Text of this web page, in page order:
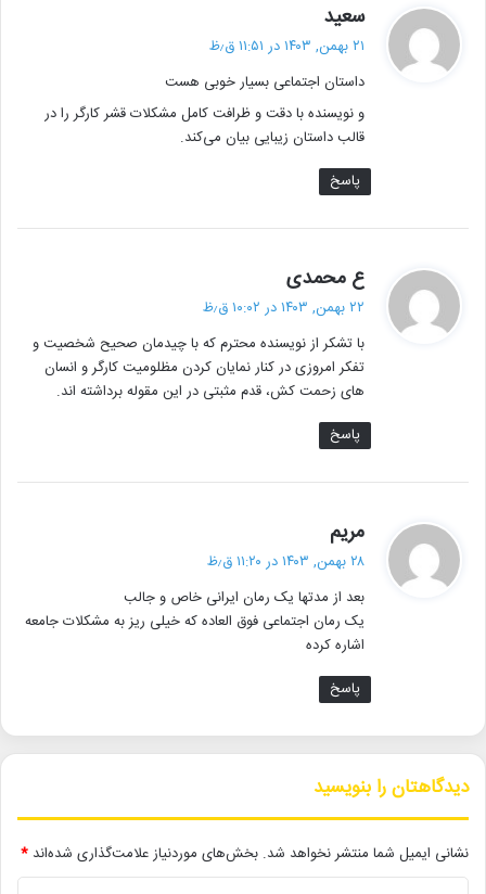
دیگر خبرها
• افتتاح نمایش «یک فیل ناپدید شده است» با حضور ایرج راد
• جزئیات اکران مستند «ماسک» منتشر شد
• تالار حافظ میزبان «کافه نادری» می‌شود
ادبیات_ایران
انتشارات_متخصصان
داستان_اجتماعی
روابط_انسانی
کتاب_فندک_کثیف
سعید
ت
۲۱ بهمن, ۱۴۰۳ در ۱۱:۵۱ ق٫ظ
داستان اجتماعی بسیار خوبی هست
و نویسنده با دقت و ظرافت کامل مشکلات قشر کارگر را در
قالب داستان زیبایی بیان می‌کند.
پاسخ
ع محمدی
ف
:
۲۲ بهمن, ۱۴۰۳ در ۱۰:۰۲ ق٫ظ
با تشکر از نویسنده محترم که با چیدمان صحیح شخصیت و
تفکر امروزی در کنار نمایان کردن مظلومیت کارگر و انسان
های زحمت کش، قدم مثبتی در این مقوله برداشته اند.
پاسخ
مریم
ت
:
۲۸ بهمن, ۱۴۰۳ در ۱۱:۲۰ ق٫ظ
بعد از مدتها یک رمان ایرانی خاص و جالب
یک رمان اجتماعی فوق العاده که خیلی ریز به مشکلات جامعه
اشاره کرده
پاسخ
دیدگاهتان را بنویسید
نشانی ایمیل شما منتشر نخواهد شد. بخش‌های موردنیاز علامت‌گذاری شده‌اند *